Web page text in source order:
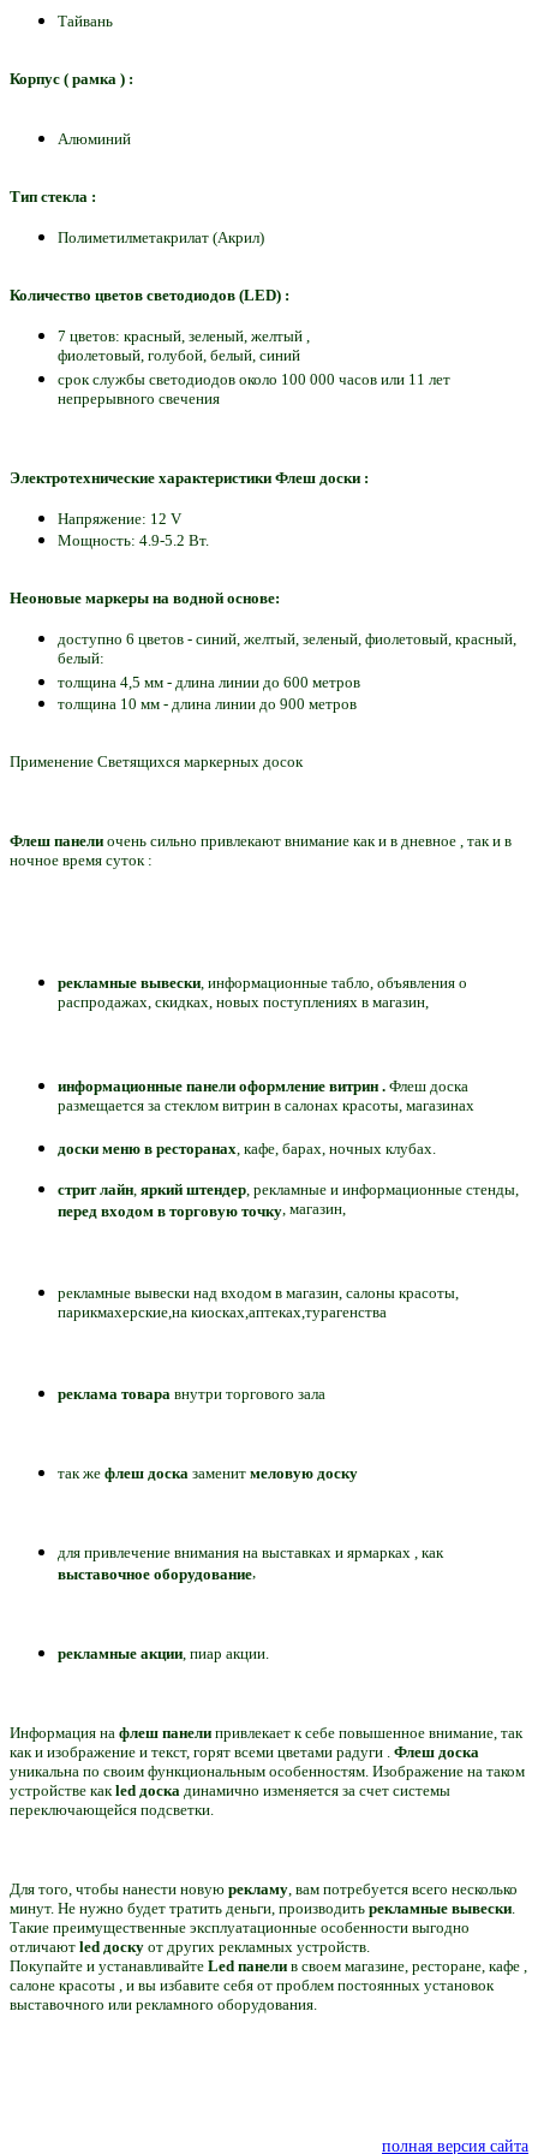
Тайвань
Корпус ( рамка ) :
Алюминий
Тип стекла :
Полиметилметакрилат (Акрил)
Количество цветов светодиодов (LED) :
7 цветов: красный, зеленый, желтый ,
фиолетовый, голубой, белый, синий
срок службы светодиодов около 100 000 часов или 11 лет
непрерывного свечения
Электротехнические характеристики Флеш доски :
Напряжение: 12 V
Мощность: 4.9-5.2 Вт.
Неоновые маркеры на водной основе:
доступно 6 цветов - синий, желтый, зеленый, фиолетовый, красный,
белый:
толщина 4,5 мм - длина линии до 600 метров
толщина 10 мм - длина линии до 900 метров
Применение Светящихся маркерных досок
Флеш панели очень сильно привлекают внимание как и в дневное , так и в
ночное время суток :
рекламные вывески, информационные табло, объявления о
распродажах, скидках, новых поступлениях в магазин,
информационные панели оформление витрин . Флеш доска
размещается за стеклом витрин в салонах красоты, магазинах
доски меню в ресторанах, кафе, барах, ночных клубах.
стрит лайн, яркий штендер, рекламные и информационные стенды,
перед входом в торговую точку, магазин,
рекламные вывески над входом в магазин, салоны красоты,
парикмахерские,на киосках,аптеках,турагенства
реклама товара внутри торгового зала
так же флеш доска заменит меловую доску
для привлечение внимания на выставках и ярмарках , как
выставочное оборудование,
рекламные акции, пиар акции.
Информация на флеш панели привлекает к себе повышенное внимание, так
как и изображение и текст, горят всеми цветами радуги . Флеш доска
уникальна по своим функциональным особенностям. Изображение на таком
устройстве какled доска динамично изменяется за счет системы
переключающейся подсветки.
Для того, чтобы нанести новую рекламу, вам потребуется всего несколько
минут. Не нужно будет тратить деньги, производить рекламные вывески.
Такие преимущественные эксплуатационные особенности выгодно
отличают led доску от других рекламных устройств.
Покупайте и устанавливайте Led панели в своем магазине, ресторане, кафе ,
салоне красоты , и вы избавите себя от проблем постоянных установок
выставочного или рекламного оборудования.
полная версия сайта